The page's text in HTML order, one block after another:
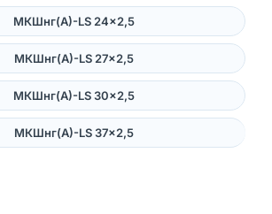
МКШнг(А)-LS 24×2,5
МКШнг(А)-LS 27×2,5
МКШнг(А)-LS 30×2,5
МКШнг(А)-LS 37×2,5